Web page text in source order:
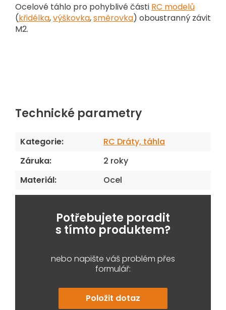
Ocelové táhlo pro pohyblivé části RC modelů
(křidélka,výškovka,směrovka) oboustranný závit
M2.
Technické parametry
Kategorie:
RC Dráty, táhla
Záruka:
2 roky
Materiál: Ocel
Potřebujete poradit
s tímto produktem?
nebo napište váš problém přes
formulář:
Položit dotaz